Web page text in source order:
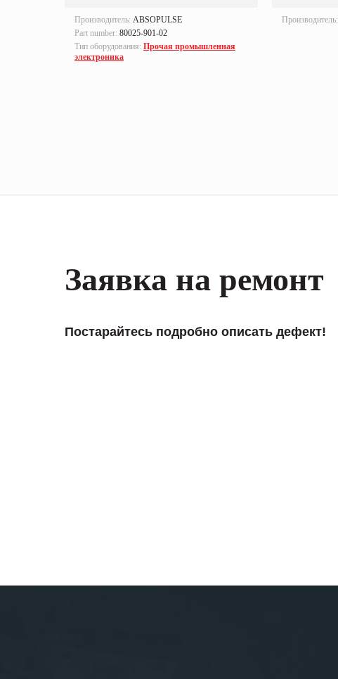
Производитель: ABSOPULSE
Part number: 80025-901-02
Тип оборудования: Прочая промышленная
электроника
Производитель:
Заявка на ремонт
Постарайтесь подробно описать дефект!